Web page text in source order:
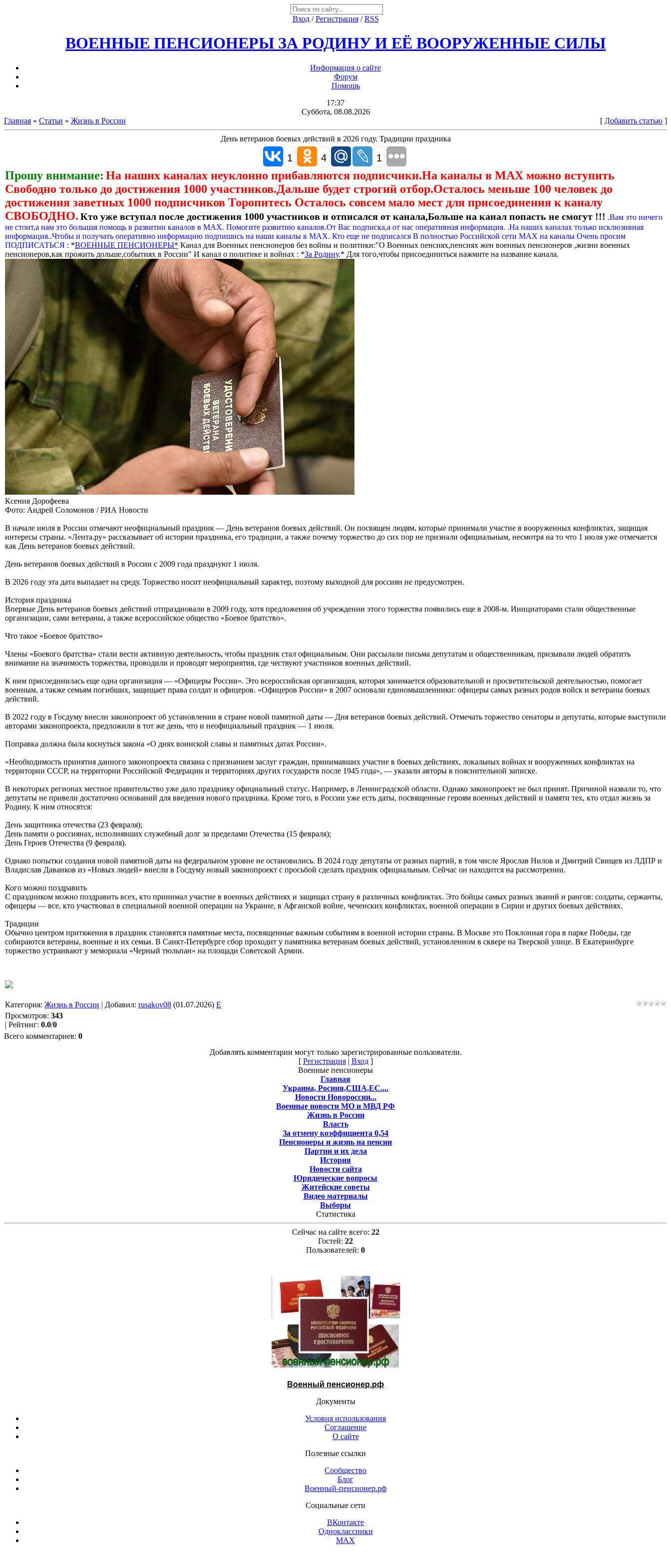
Вход/Регистрация/RSS
ВОЕННЫЕ ПЕНСИОНЕРЫ ЗА РОДИНУ И ЕЁ ВООРУЖЕННЫЕ СИЛЫ
Информация о сайте
Форум
Помощь
17:37
Суббота, 08.08.2026
Главная » Статьи » Жизнь в России [ Добавить статью ]
День ветеранов боевых действий в 2026 году. Традиции праздника
1 4 1
Прошу внимание: На наших каналах неуклонно прибавляются подписчики.На каналы в МАХ можно вступить
Свободно только до достижения 1000 участников.Дальше будет строгий отбор.Осталось меньше 100 человек до
достижения заветных 1000 подписчиков Торопитесь Осталось совсем мало мест для присоединения к каналу
СВОБОДНО. Кто уже вступал после достижения 1000 участников и отписался от канала,Больше на канал попасть не смогут !!! .Вам это ничего
не стоит,а нам это большая помощь в развитии каналов в МАХ. Помогите развитию каналов.От Вас подписка,а от нас оперативная информация. .На наших каналах только исклюзивная
информация..Чтобы и получать оперативно информацию подпишись на наши каналы в МАХ. Кто еще не подписался В полностью Российской сети МАХ на каналы Очень просим
ПОДПИСАТЬСЯ : *ВОЕННЫЕ ПЕНСИОНЕРЫ* Канал для Военных пенсионеров без войны и политики:"О Военных пенсиях,пенсиях жен военных пенсионеров ,жизни военных
пенсионеров,как прожить дольше,событиях в России" И канал о политике и войнах : *За Родину.* Для того,чтобы присоединиться нажмите на название канала.
Ксения Дорофеева
Фото: Андрей Соломонов / РИА Новости
В начале июля в России отмечают неофициальный праздник — День ветеранов боевых действий. Он посвящен людям, которые принимали участие в вооруженных конфликтах, защищая
интересы страны. «Лента.ру» рассказывает об истории праздника, его традиции, а также почему торжество до сих пор не признали официальным, несмотря на то что 1 июля уже отмечается
как День ветеранов боевых действий.
День ветеранов боевых действий в России с 2009 года празднуют 1 июля.
В 2026 году эта дата выпадает на среду. Торжество носит неофициальный характер, поэтому выходной для россиян не предусмотрен.
История праздника
Впервые День ветеранов боевых действий отпраздновали в 2009 году, хотя предложения об учреждении этого торжества появились еще в 2008-м. Инициаторами стали общественные
организации, сами ветераны, а также всероссийское общество «Боевое братство».
Что такое «Боевое братство»
Члены «Боевого братства» стали вести активную деятельность, чтобы праздник стал официальным. Они рассылали письма депутатам и общественникам, призывали людей обратить
внимание на значимость торжества, проводили и проводят мероприятия, где чествуют участников военных действий.
К ним присоединилась еще одна организация — «Офицеры России». Это всероссийская организация, которая занимается образовательной и просветительской деятельностью, помогает
военным, а также семьям погибших, защищает права солдат и офицеров. «Офицеров России» в 2007 основали единомышленники: офицеры самых разных родов войск и ветераны боевых
действий.
В 2022 году в Госдуму внесли законопроект об установлении в стране новой памятной даты — Дня ветеранов боевых действий. Отмечать торжество сенаторы и депутаты, которые выступили
авторами законопроекта, предложили в тот же день, что и неофициальный праздник — 1 июля.
Поправка должна была коснуться закона «О днях воинской славы и памятных датах России».
«Необходимость принятия данного законопроекта связана с признанием заслуг граждан, принимавших участие в боевых действиях, локальных войнах и вооруженных конфликтах на
территории СССР, на территории Российской Федерации и территориях других государств после 1945 года», — указали авторы в пояснительной записке.
В некоторых регионах местное правительство уже дало празднику официальный статус. Например, в Ленинградской области. Однако законопроект не был принят. Причиной назвали то, что
депутаты не привели достаточно оснований для введения нового праздника. Кроме того, в России уже есть даты, посвященные героям военных действий и памяти тех, кто отдал жизнь за
Родину. К ним относятся:
День защитника отечества (23 февраля);
День памяти о россиянах, исполнявших служебный долг за пределами Отечества (15 февраля);
День Героев Отечества (9 февраля).
Однако попытки создания новой памятной даты на федеральном уровне не остановились. В 2024 году депутаты от разных партий, в том числе Ярослав Нилов и Дмитрий Свищев из ЛДПР и
Владислав Даванков из «Новых людей» внесли в Госдуму новый законопроект с просьбой сделать праздник официальным. Сейчас он находится на рассмотрении.
Кого можно поздравить
С праздником можно поздравить всех, кто принимал участие в военных действиях и защищал страну в различных конфликтах. Это бойцы самых разных званий и рангов: солдаты, сержанты,
офицеры — все, кто участвовал в специальной военной операции на Украине, в Афганской войне, чеченских конфликтах, военной операции в Сирии и других боевых действиях.
Традиции
Обычно центром притяжения в праздник становятся памятные места, посвященные важным событиям в военной истории страны. В Москве это Поклонная гора в парке Победы, где
собираются ветераны, военные и их семьи. В Санкт-Петербурге сбор проходит у памятника ветеранам боевых действий, установленном в сквере на Тверской улице. В Екатеринбурге
торжество устраивают у мемориала «Черный тюльпан» на площади Советской Армии.
Категория: Жизнь в России | Добавил: rusakov08 (01.07.2026) E
Просмотров: 343
| Рейтинг: 0.0/0
Всего комментариев: 0
Добавлять комментарии могут только зарегистрированные пользователи.
[ Регистрация| Вход]
Военные пенсионеры
Главная
Украина, Росиия,США,ЕС....
Новости Новороссии...
Военные новости МО и МВД РФ
Жизнь в России
Власть
За отмену коэффициента 0,54
Пенсионеры и жизнь на пенсии
Партии и их дела
История
Новости сайта
Юридические вопросы
Житейские советы
Видео материалы
Выборы
Статистика
Сейчас на сайте всего: 22
Гостей: 22
Пользователей: 0
Военный пенсионер.рф
Документы
Условия использования
Соглашение
О сайте
Полезные ссылки
Сообщество
Блог
Военный-пенсионер.рф
Социальные сети
ВКонтакте
Одноклассники
МАХ